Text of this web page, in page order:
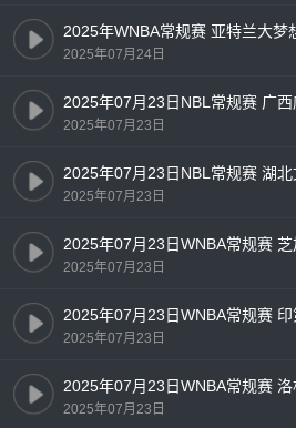
2025年WNBA常规赛 亚特兰大梦
2025年07月24日
2025年07月23日NBL常规赛 广
2025年07月23日
2025年07月23日
2025年07月23日
2025年07月23日
2025年07月23日